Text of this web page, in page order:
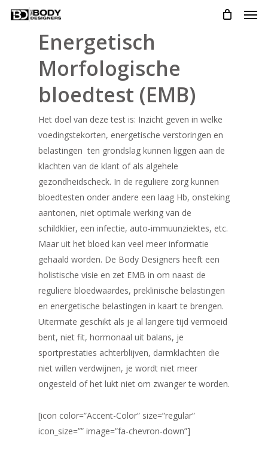
Skip
Energetisch
Morfologische
bloedtest (EMB)
Het doel van deze test is: Inzicht geven in welke
voedingstekorten, energetische verstoringen en
belastingen ten grondslag kunnen liggen aan de
klachten van de klant of als algehele
gezondheidscheck. In de reguliere zorg kunnen
bloedtesten onder andere een laag Hb, onsteking
aantonen, niet optimale werking van de
schildklier, een infectie, auto-immuunziektes, etc.
Maar uit het bloed kan veel meer informatie
gehaald worden. De Body Designers heeft een
holistische visie en zet EMB in om naast de
reguliere bloedwaardes, preklinische belastingen
en energetische belastingen in kaart te brengen.
Uitermate geschikt als je al langere tijd vermoeid
bent, niet fit, hormonaal uit balans, je
sportprestaties achterblijven, darmklachten die
niet willen verdwijnen, je wordt niet meer
ongesteld of het lukt niet om zwanger te worden.
[icon color=”Accent-Color” size=”regular”
icon_size=”” image=”fa-chevron-down”]